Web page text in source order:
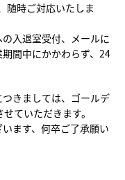
随時ご対応いたしま
入退室受付、メールに
間中にかかわらず、24
きましては、ゴールデ
ていただきます。
ます、何卒ご了承願い